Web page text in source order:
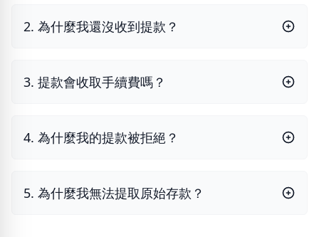
2. 為什麼我還沒收到提款？
3. 提款會收取手續費嗎？
4. 為什麼我的提款被拒絕？
5. 為什麼我無法提取原始存款？